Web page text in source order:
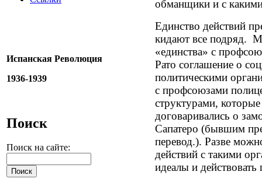
Испанская Революция
1936-1939
Поиск
Поиск на сайте:
обманщики и с
Единство действий
кидают все подряд.
«единства» с
Рато соглашение о
политическими
с профсоюзами
структурами,
договаривались о
Сапатеро (бывшим
перевод.). Разве
действий с такими
идеалы и